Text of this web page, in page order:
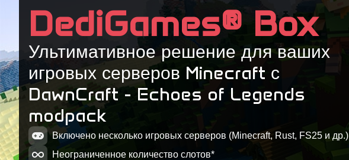
DawnCraft - 2.0.11
Minecraft 1.18.2-40.2.17
DawnCraft - 2.0.10
Minecraft 1.18.2-40.2.17
DawnCraft - 2.0.9_f3
Minecraft 1.18.2-40.2.17
DediGames® Box
Ультимативное решение для ваших
игровых серверов Minecraft с
DawnCraft - Echoes of Legends
modpack
Включено несколько игровых серверов (Minecraft, Rust, FS25 и др.)
Неограниченное количество слотов*